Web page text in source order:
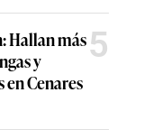
Hallan más
y
Cenares
5